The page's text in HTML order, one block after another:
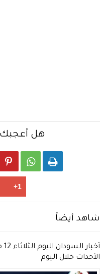
هل
  
شاهد أيضاً
الأحداث خلال اليوم